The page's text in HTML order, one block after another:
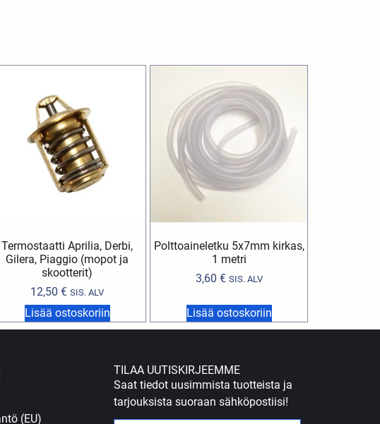
Termostaatti Aprilia, Derbi,
Gilera, Piaggio (mopot ja
skootterit)
12,50 € SIS. ALV
Lisää ostoskoriin
Polttoaineletku 5x7mm kirkas,
1 metri
3,60 € SIS. ALV
Lisää ostoskoriin
(EU)
TILAA UUTISKIRJEEMME
Saat tiedot uusimmista tuotteista ja
tarjouksista suoraan sähköpostiisi!